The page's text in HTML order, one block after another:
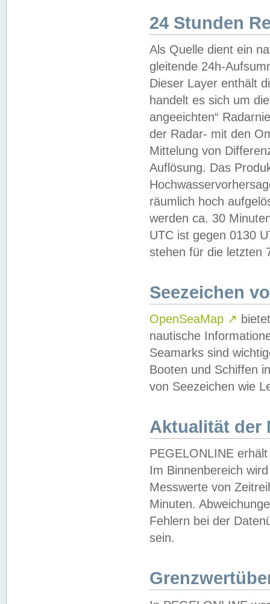
24 Stunden
Als Quelle dient ein
gleitende 24h-
Dieser Layer enthält
handelt es sich um
angeeichten“
der Radar- mit den
Mittelung von
Auflösung. Das
räumlich hoch
werden ca. 30
UTC ist gegen 0130
stehen für die letzten
Seezeichen
OpenSeaMap ↗
nautische
Seamarks sind
Booten und Schiffen
von Seezeichen wie
Aktualität der
PEGELONLINE
Im Binnenbereich
Messwerte von
Minuten.
Fehlern bei der
sein.